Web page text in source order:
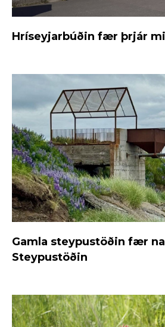
Hríseyjarbúðin fær þrjár
Gamla steypustöðin fær
Steypustöðin